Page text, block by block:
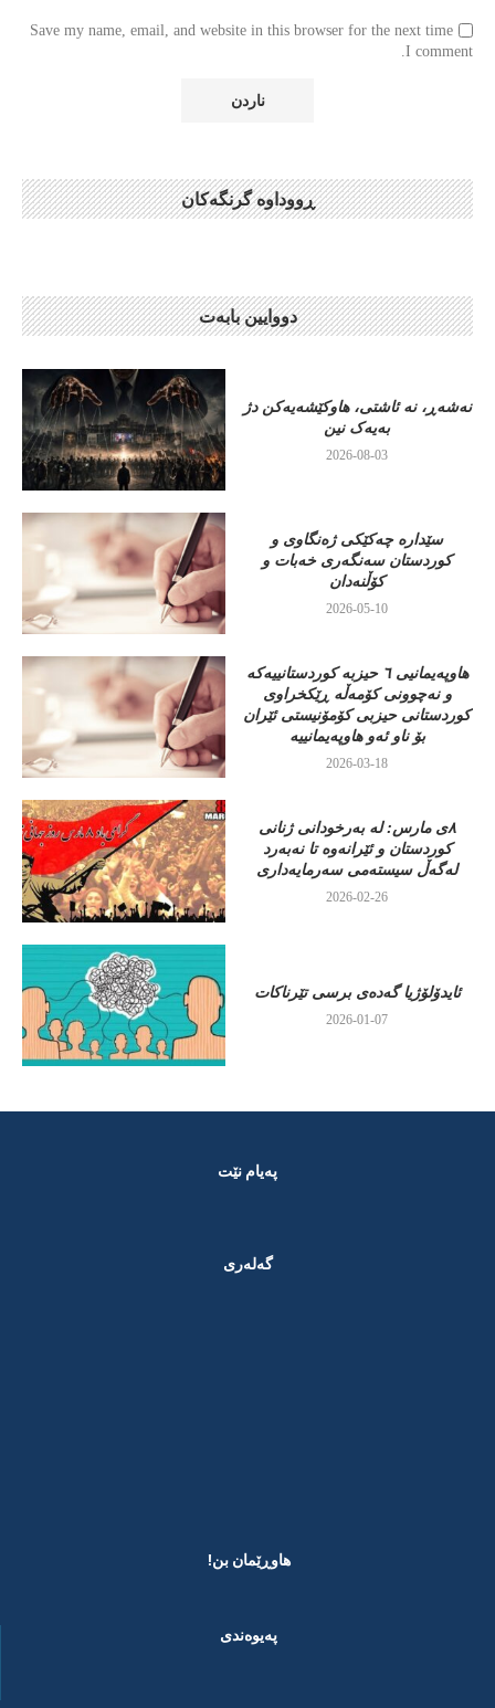
Save my name, email, and website in this browser for the next time
I comment.
ڕووداوە گرنگەکان
دووایین بابەت
نەشەڕ، نە ئاشتی، هاوکێشەیەکن دژ
بەیەک نین
2026-08-03
سێدارە چەکێکی ژەنگاوی و
کوردستان سەنگەری خەبات و
کۆڵنەدان
2026-05-10
هاوپەیمانیی ٦ حیزبە کوردستانییەکە
و نەچوونی کۆمەڵە ڕێکخراوی
کوردستانی حیزبی کۆمۆنیستی ئێران
بۆ ناو ئەو هاوپەیمانییە
2026-03-18
٨ی مارس: لە بەرخودانی ژنانی
کوردستان و ئێرانەوە تا نەبەرد
لەگەڵ سیستەمی سەرمایەداری
2026-02-26
ئایدۆلۆژیا گەدەی برسی تێرناکات
2026-01-07
پەیام نێت
گەلەری
هاوڕێمان بن! ​
پەیوەندی